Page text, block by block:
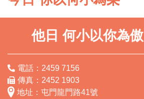
他日 何小以你為傲
電話：2459 7156
傳真：2452 1903
地址：屯門龍門路41號